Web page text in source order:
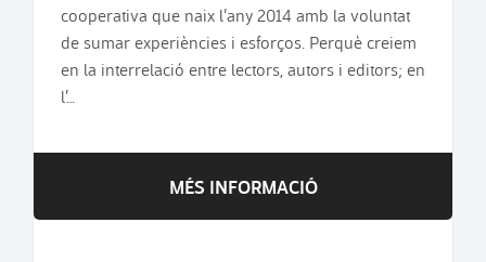
cooperativa que naix l’any 2014 amb la voluntat
de sumar experiències i esforços. Perquè creiem
en la interrelació entre lectors, autors i editors; en
l’…
MÉS INFORMACIÓ